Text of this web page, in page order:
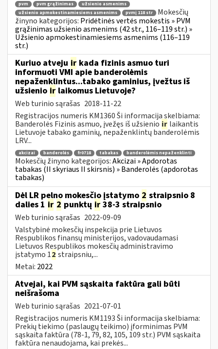
pvm pvm grąžinimas
užsienio asmenims
užsienio apmokestinamiesiems asmenims
pvmį 118 str
Mokesčių
žinyno kategorijos: Pridėtinės vertės mokestis » PVM
grąžinimas užsienio asmenims (42 str., 116–119 str.) »
Užsienio apmokestinamiesiems asmenims (116–119
str.)
Kuriuo atveju ir kada fizinis asmuo turi
informuoti VMI apie banderolėmis
nepaženklintus...tabako gaminius, įvežtus iš
užsienio ir laikomus Lietuvoje?
Web turinio sąrašas 2018-11-22
Registracijos numeris KM1360 Ši informacija skelbiama:
Banderolės Fizinis asmuo, įvežęs iš užsienio ir laikantis
Lietuvoje tabako gaminių, nepaženklintų banderolėmis
LRV...
akcizai banderolės fr0718 tabakas banderolėmis nepaženklinti
Mokesčių žinyno kategorijos:Akcizai » Apdorotas
tabakas (II skyriaus II skirsnis) » Banderolės (apdorotas
tabakas)
Dėl LR pelno mokesčio įstatymo 2 straipsnio 8
dalies 1 ir 2 punktų ir 38-3 straipsnio
Web turinio sąrašas 2022-09-09
Valstybinė mokesčių inspekcija prie Lietuvos
Respublikos finansų ministerijos, vadovaudamasi
Lietuvos Respublikos mokesčių administravimo
įstatymo 12 straipsniu,...
Metai: 2022
Atvejai, kai PVM sąskaita faktūra gali būti
neišrašoma
Web turinio sąrašas 2021-07-01
Registracijos numeris KM1193 Ši informacija skelbiama:
Prekių tiekimo (paslaugų teikimo) įforminimas PVM
sąskaita faktūra (78-1, 79, 82, 105, 109 str.) PVM sąskaita
faktūra nenaudojama, kai prekės...